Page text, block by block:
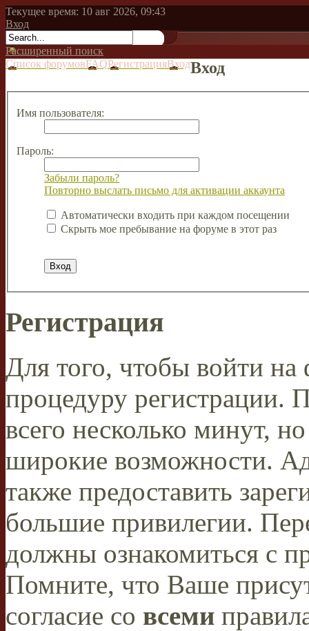
Текущее время: 10 авг 2026, 09:43
Вход
Расширенный поиск
Список форумовFAQРегистрацияВходВход
Имя пользователя:
Пароль:
Забыли пароль?
Повторно выслать письмо для активации аккаунта
Автоматически входить при каждом посещении
Скрыть мое пребывание на форуме в этот раз
Регистрация
Для того, чтобы войти
процедуру регистрации.
всего несколько минут,
широкие возможности.
также предоставить
большие привилегии.
должны ознакомиться с
Помните, что Ваше
согласие со всеми